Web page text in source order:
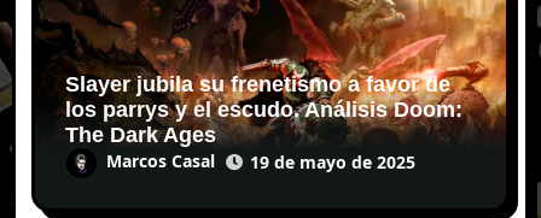
Slayer jubila su frenetismo a favor de
los parrys y el escudo. Análisis Doom:
The Dark Ages
Marcos Casal 19 de mayo de 2025